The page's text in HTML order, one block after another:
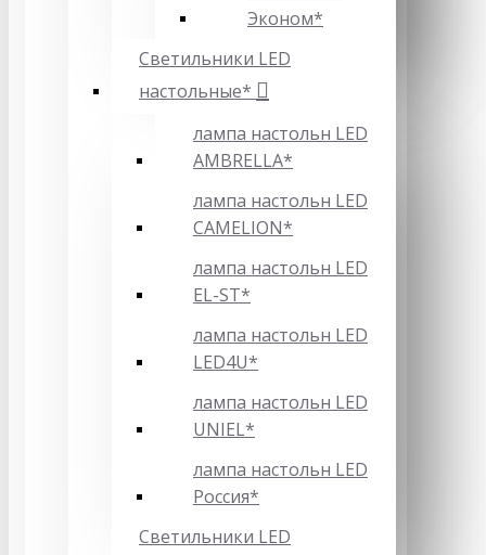
Эконом*
Светильники LED
настольные*
лампа настольн LED
AMBRELLA*
лампа настольн LED
CAMELION*
лампа настольн LED
EL-ST*
лампа настольн LED
LED4U*
лампа настольн LED
UNIEL*
лампа настольн LED
Россия*
Светильники LED